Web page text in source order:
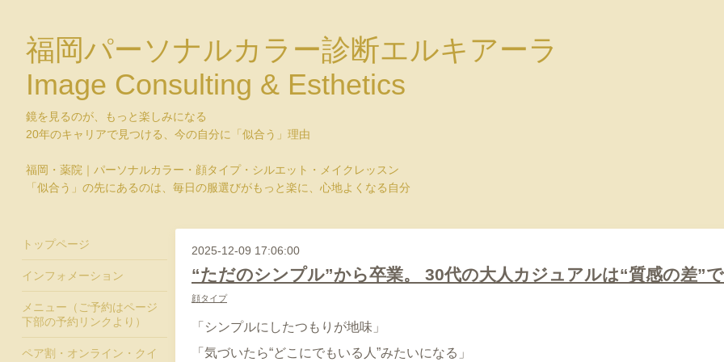
福岡パーソナルカラー診断エルキアーラ
Image Consulting & Esthetics
鏡を見るのが、もっと楽しみになる
20年のキャリアで見つける、今の自分に「似合う」理由
福岡・薬院｜パーソナルカラー・顔タイプ・シルエット・メイクレッスン
「似合う」の先にあるのは、毎日の服選びがもっと楽に、心地よくなる自分
2025-12-09 17:06:00
“ただのシンプル”から卒業。 30代の大人カジュアルは“質感の差”
顔タイプ
「シンプルにしたつもりが地味」
「気づいたら“どこにでもいる人”みたいになる」
トップページ
インフォメーション
メニュー（ご予約はページ
下部の予約リンクより）
ペア割・オンライン・クイ